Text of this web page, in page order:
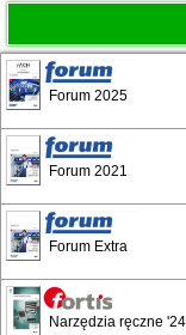
Forum 2025
Forum 2021
Forum Extra
Narzędzia ręczne '24